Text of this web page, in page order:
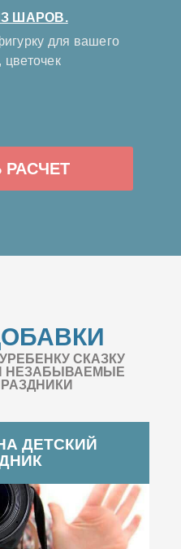
ШАРОВ.
для вашего
цветочек
РАСЧЕТ
СКАЗКУ
НЕЗАБЫВАЕМЫЕ
ДЕТСКИЙ